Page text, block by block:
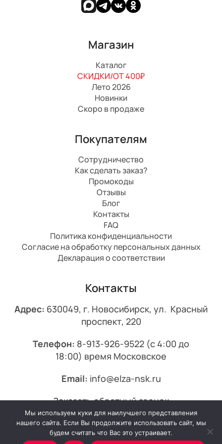
Магазин
Каталог
СКИДКИ/ОТ 400₽
Лето 2026
Новинки
Скоро в продаже
Покупателям
Сотрудничество
Как сделать заказ?
Промокоды
Отзывы
Блог
Контакты
FAQ
Политика конфиденциальности
Согласие на обработку персональных данных
Декларация о соответствии
Контакты
Адрес: 630049, г. Новосибирск, ул. Красный
проспект, 220
Телефон: 8-913-926-9522 (с 4:00 до
18:00) время Московское
Email: info@elza-nsk.ru
Заказать обратный звонок
© 2013-2026 Эльза.
Мы используем куки для наилучшего представления
нашего сайта. Если Вы продолжите использовать сайт, мы
будем считать что Вас это устраивает.